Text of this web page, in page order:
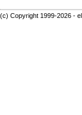
(c) Copyright 1999-2026 -